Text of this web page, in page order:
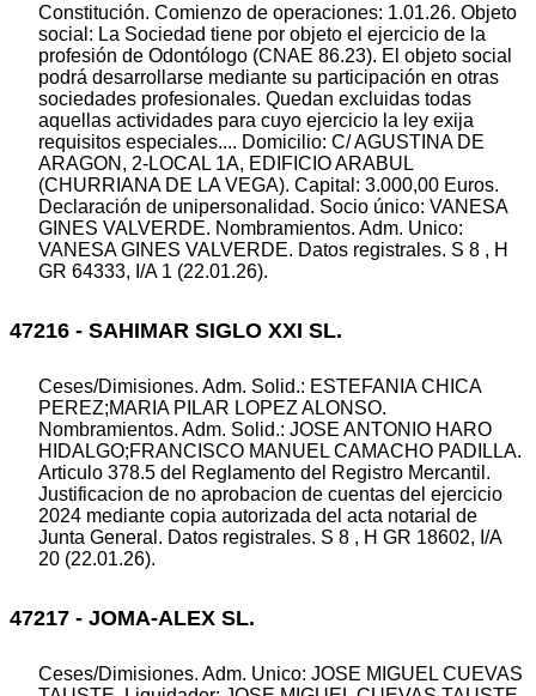
Constitución. Comienzo de operaciones: 1.01.26. Objeto
social: La Sociedad tiene por objeto el ejercicio de la
profesión de Odontólogo (CNAE 86.23). El objeto social
podrá desarrollarse mediante su participación en otras
sociedades profesionales. Quedan excluidas todas
aquellas actividades para cuyo ejercicio la ley exija
requisitos especiales.... Domicilio: C/ AGUSTINA DE
ARAGON, 2-LOCAL 1A, EDIFICIO ARABUL
(CHURRIANA DE LA VEGA). Capital: 3.000,00 Euros.
Declaración de unipersonalidad. Socio único: VANESA
GINES VALVERDE. Nombramientos. Adm. Unico:
VANESA GINES VALVERDE. Datos registrales. S 8 , H
GR 64333, I/A 1 (22.01.26).
47216 - SAHIMAR SIGLO XXI SL.
Ceses/Dimisiones. Adm. Solid.: ESTEFANIA CHICA
PEREZ;MARIA PILAR LOPEZ ALONSO.
Nombramientos. Adm. Solid.: JOSE ANTONIO HARO
HIDALGO;FRANCISCO MANUEL CAMACHO PADILLA.
Articulo 378.5 del Reglamento del Registro Mercantil.
Justificacion de no aprobacion de cuentas del ejercicio
2024 mediante copia autorizada del acta notarial de
Junta General. Datos registrales. S 8 , H GR 18602, I/A
20 (22.01.26).
47217 - JOMA-ALEX SL.
Ceses/Dimisiones. Adm. Unico: JOSE MIGUEL CUEVAS